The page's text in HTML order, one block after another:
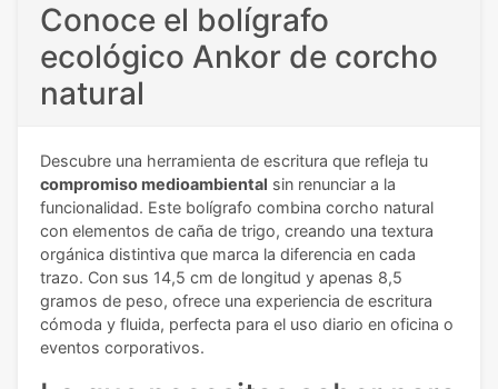
Conoce el bolígrafo
ecológico Ankor de corcho
natural
Descubre una herramienta de escritura que refleja tu
compromiso medioambiental sin renunciar a la
funcionalidad. Este bolígrafo combina corcho natural
con elementos de caña de trigo, creando una textura
orgánica distintiva que marca la diferencia en cada
trazo. Con sus 14,5 cm de longitud y apenas 8,5
gramos de peso, ofrece una experiencia de escritura
cómoda y fluida, perfecta para el uso diario en oficina o
eventos corporativos.